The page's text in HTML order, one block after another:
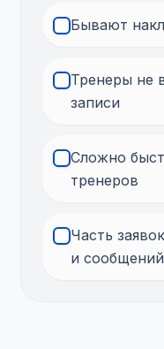
Бывают
Тренеры не
записи
Сложно
тренеров
Часть
и сообщений